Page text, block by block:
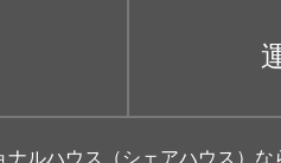
ナルハウス（シェアハウス）な